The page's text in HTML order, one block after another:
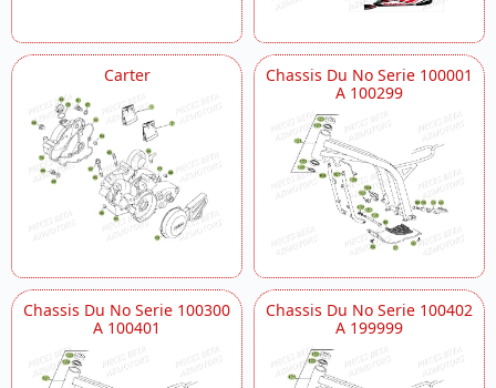
Carter
Chassis Du No Serie 100001
A 100299
Chassis Du No Serie 100300
A 100401
Chassis Du No Serie 100402
A 199999